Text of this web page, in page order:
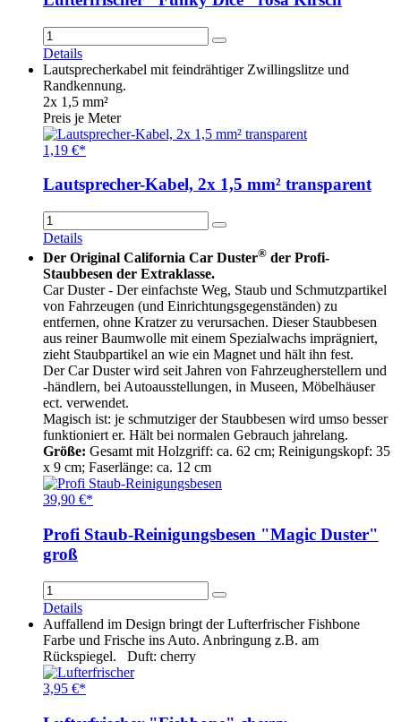
Details
Lautsprecherkabel mit feindrähtiger Zwillingslitze und
Randkennung.
2x 1,5 mm²
Preis je Meter
1,19 €*
Lautsprecher-Kabel, 2x 1,5 mm² transparent
Details
Der Original California Car Duster® der Profi-
Staubbesen der Extraklasse.
Car Duster - Der einfachste Weg, Staub und Schmutzpartikel
von Fahrzeugen (und Einrichtungsgegenständen) zu
entfernen, ohne Kratzer zu verursachen. Dieser Staubbesen
aus reiner Baumwolle mit einem Spezialwachs imprägniert,
zieht Staubpartikel an wie ein Magnet und hält ihn fest.
Der Car Duster wird seit Jahren von Fahrzeugherstellern und
-händlern, bei Autoausstellungen, in Museen, Möbelhäuser
ect. verwendet.
Magisch ist: je schmutziger der Staubbesen wird umso besser
funktioniert er. Hält bei normalen Gebrauch jahrelang.
Größe: Gesamt mit Holzgriff: ca. 62 cm; Reinigungskopf: 35
x 9 cm; Faserlänge: ca. 12 cm
39,90 €*
Profi Staub-Reinigungsbesen "Magic Duster"
groß
Details
Auffallend im Design bringt der Lufterfrischer Fishbone
Farbe und Frische ins Auto. Anbringung z.B. am
Rückspiegel. Duft: cherry
3,95 €*